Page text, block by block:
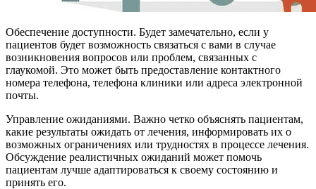
Обеспечение доступности. Будет замечательно, если у
пациентов будет возможность связаться с вами в случае
возникновения вопросов или проблем, связанных с
глаукомой. Это может быть предоставление контактного
номера телефона, телефона клиники или адреса электронной
почты.
Управление ожиданиями. Важно четко объяснять пациентам,
какие результаты ожидать от лечения, информировать их о
возможных ограничениях или трудностях в процессе лечения.
Обсуждение реалистичных ожиданий может помочь
пациентам лучше адаптироваться к своему состоянию и
принять его.